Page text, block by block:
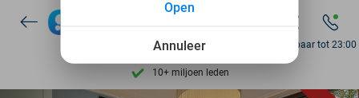
Ontdek 15.000+ deals
7 dagen per week beschikbaar
10+ miljoen leden
Bereikbaar tot 23:00
Annuleer
Open